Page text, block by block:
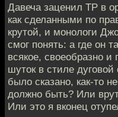
Давеча заценил ТР в
как сделанными по
крутой, и монологи
смог понять: а где он
всякое, своеобразно
шуток в стиле дуговой
было сказано, как-то
должно быть? Или
Или это я вконец